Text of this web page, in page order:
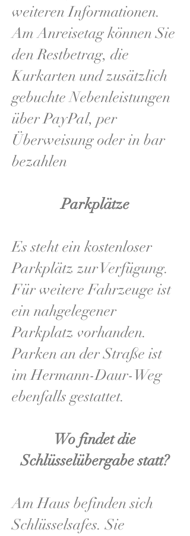
weiteren Informationen.
Am Anreisetag können Sie
den Restbetrag, die
Kurkarten und zusätzlich
gebuchte Nebenleistungen
über PayPal, per
Überweisung oder in bar
bezahlen
Parkplätze
Es steht ein kostenloser
Parkplätz zur Verfügung.
Für weitere Fahrzeuge ist
ein nahgelegener
Parkplatz vorhanden.
Parken an der Straße ist
im Hermann-Daur-Weg
ebenfalls gestattet.
Wo findet die
Schlüsselübergabe statt?
Am Haus befinden sich
Schlüsselsafes. Sie